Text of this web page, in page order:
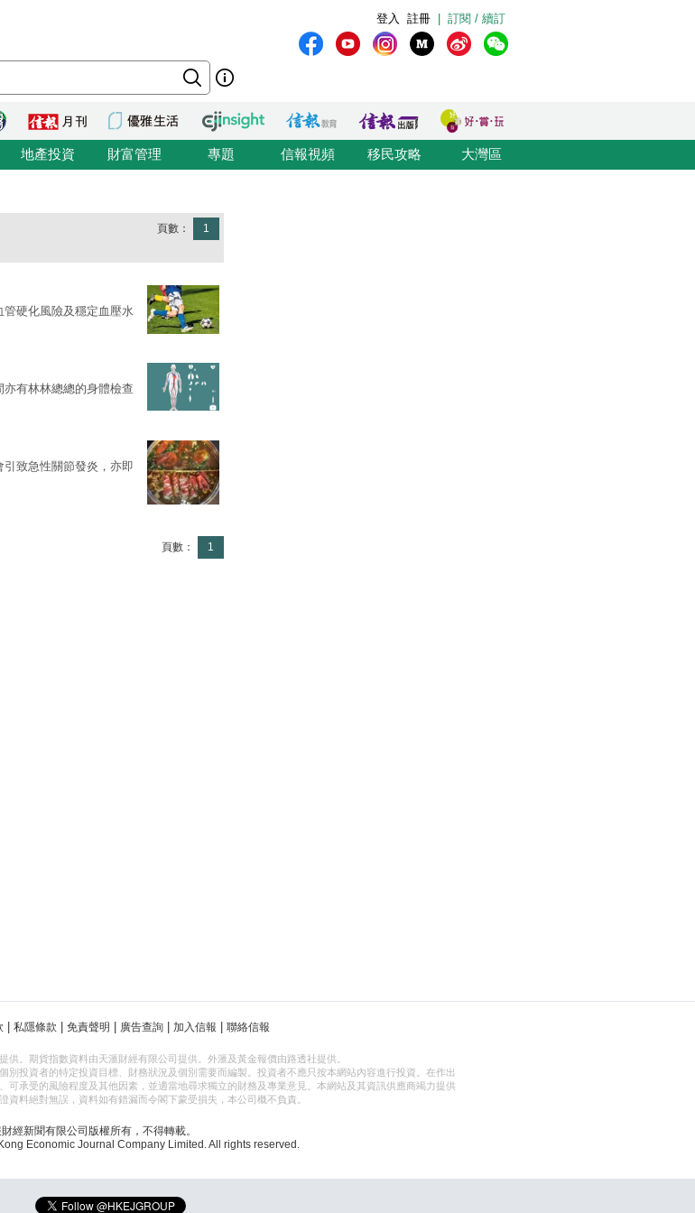
訂閱 / 續訂
註冊
登入
地產投資 財富管理 專題 信報視頻 移民攻略 大灣區
頁數： 1
硬化風險及穩定血壓水
有林林總總的身體檢查
致急性關節發炎，亦即
頁數： 1
私隱條款 免責聲明 廣告查詢 加入信報 聯絡信報
供。期貨指數資料由天滙財經有限公司提供。外滙及黃金報價由路透社提供。
投資者的特定投資目標、財務狀況及個別需要而編製。投資者不應只按本網站內容進行投資。在作出
可承受的風險程度及其他因素，並適當地尋求獨立的財務及專業意見。本網站及其資訊供應商竭力提供
資料絕對無誤，資料如有錯漏而令閣下蒙受損失，本公司概不負責。
經新聞有限公司版權所有，不得轉載。
Economic Journal Company Limited. All rights reserved.